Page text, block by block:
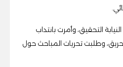
التحقيق، وأمرت بانتداب
وطلبت تحريات المباحث حول